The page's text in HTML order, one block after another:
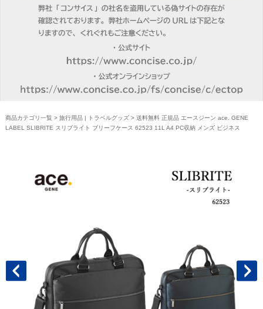
商品カテゴリ一覧 > 旅行用品 | トラベルグッズ> 送料無料 正規品 エースジーン ace. GENE
LABEL SLIBRITE スリブライト ブリーフケース 62523 11L A4 PC収納 メンズ ビジネス